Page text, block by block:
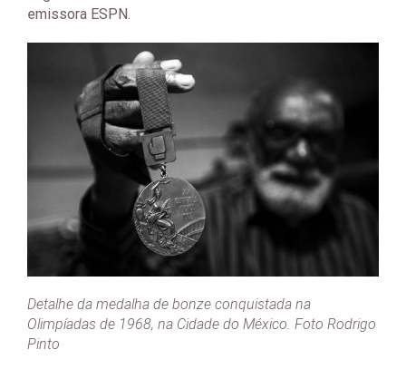
emissora ESPN.
Detalhe da medalha de bonze conquistada na
Olimpíadas de 1968, na Cidade do México. Foto Rodrigo
Pinto